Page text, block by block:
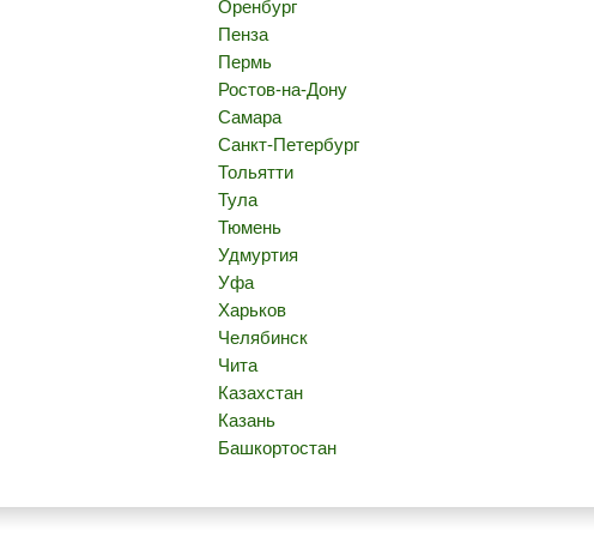
Оренбург
Пенза
Пермь
Ростов-на-Дону
Самара
Санкт-Петербург
Тольятти
Тула
Тюмень
Удмуртия
Уфа
Харьков
Челябинск
Чита
Казахстан
Казань
Башкортостан